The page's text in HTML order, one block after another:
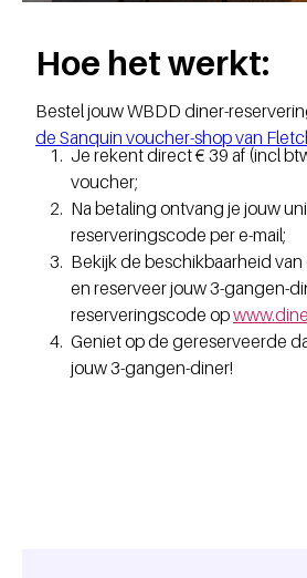
Hoe het werkt:
Bestel jouw WBDD diner-
de Sanquin voucher-shop van
Je rekent direct € 39 af (incl
voucher;
Na betaling ontvang je jouw
reserveringscode per e-mail;
Bekijk de beschikbaarheid
en reserveer jouw 3-gangen-
reserveringscode op
Geniet op de gereserveerde
jouw 3-gangen-diner!